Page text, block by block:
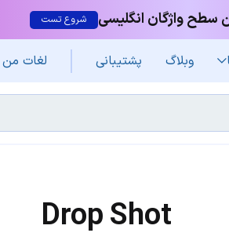
سطح واژگان انگلیسی شروع تست
وبلاگ پشتیبانی لغات من
Drop Shot